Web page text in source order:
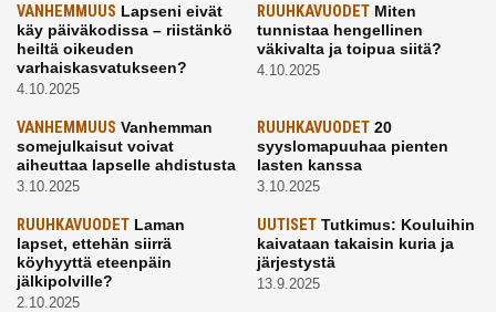
VANHEMMUUS Lapseni eivät
käy päiväkodissa – riistänkö
heiltä oikeuden
varhaiskasvatukseen?
4.10.2025
RUUHKAVUODETMiten
tunnistaa hengellinen
väkivalta ja toipua siitä?
4.10.2025
VANHEMMUUS Vanhemman
somejulkaisut voivat
aiheuttaa lapselle ahdistusta
3.10.2025
RUUHKAVUODET20
syyslomapuuhaa pienten
lasten kanssa
3.10.2025
RUUHKAVUODET Laman
lapset, ettehän siirrä
köyhyyttä eteenpäin
jälkipolville?
2.10.2025
UUTISETTutkimus: Kouluihin
kaivataan takaisin kuria ja
järjestystä
13.9.2025